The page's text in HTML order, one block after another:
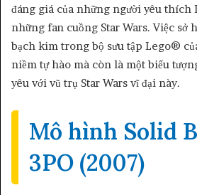
đáng giá của những người yêu thích
những fan cuồng Star Wars. Việc sở
bạch kim trong bộ sưu tập Lego®
niềm tự hào mà còn là một biểu
yêu với vũ trụ Star Wars vĩ đại này.
Mô hình Solid
3PO (2007)